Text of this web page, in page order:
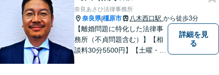
相談ください。【お子様連れ
相談可】
奈良あさひ法律事務所
奈良県|橿原市 八木西口駅 から徒歩3分
【離婚問題に特化した法律事
務所（不貞問題含む）】【相
談料30分5500円】【土曜・夜
詳細を見
る